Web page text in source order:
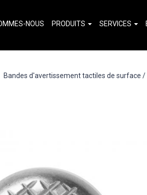
Bandes d'avertissement tactiles de surface
NOUS PRODUITS SERVICES